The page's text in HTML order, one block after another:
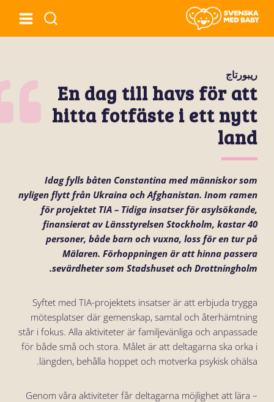
ريبورتاج
En dag till havs för att
hitta fotfäste i ett nytt
land
Idag fylls båten Constantina med människor som
nyligen flytt från Ukraina och Afghanistan. Inom ramen
för projektet TIA – Tidiga insatser för asylsökande,
finansierat av Länsstyrelsen Stockholm, kastar 40
personer, både barn och vuxna, loss för en tur på
Mälaren. Förhoppningen är att hinna passera
sevärdheter som Stadshuset och Drottningholm.
Syftet med TIA-projektets insatser är att erbjuda trygga
mötesplatser där gemenskap, samtal och återhämtning
står i fokus. Alla aktiviteter är familjevänliga och anpassade
för både små och stora. Målet är att deltagarna ska orka i
längden, behålla hoppet och motverka psykisk ohälsa.
– Genom våra aktiviteter får deltagarna möjlighet att lära